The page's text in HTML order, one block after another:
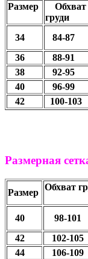
Размер
Обхват
груди
34 84-87
36 88-91
38
92-95
40
96-99
42
100-103
Размерная
Размер
Обхват
40 98-101
42 102-105
44
106-109